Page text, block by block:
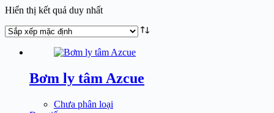
Hiển thị kết quả duy nhất
Bơm ly tâm Azcue
Chưa phân loại